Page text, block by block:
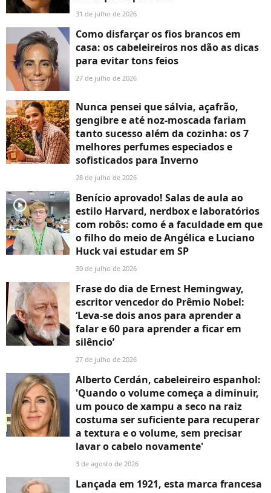
31 de julho de 2026
Como disfarçar os fios brancos em
casa: os cabeleireiros nos dão as dicas
para evitar tons feios
27 de julho de 2026
Nunca pensei que sálvia, açafrão,
gengibre e até noz-moscada fariam
tanto sucesso além da cozinha: os 7
melhores perfumes especiados e
sofisticados para Inverno
28 de julho de 2026
player2
Benício aprovado! Salas de aula ao
estilo Harvard, nerdbox e laboratórios
com robôs: como é a faculdade em que
o filho do meio de Angélica e Luciano
Huck vai estudar em SP
30 de julho de 2026
Frase do dia de Ernest Hemingway,
escritor vencedor do Prêmio Nobel:
‘Leva-se dois anos para aprender a
falar e 60 para aprender a ficar em
silêncio’
27 de julho de 2026
Alberto Cerdán, cabeleireiro espanhol:
'Quando o volume começa a diminuir,
um pouco de xampu a seco na raiz
costuma ser suficiente para recuperar
a textura e o volume, sem precisar
lavar o cabelo novamente'
3 de agosto de 2026
Lançada em 1921, esta marca francesa